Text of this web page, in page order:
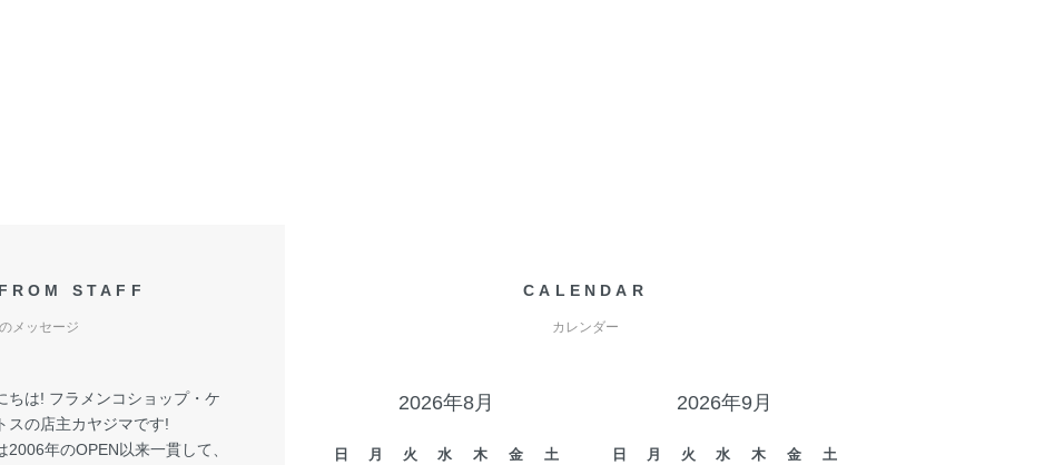
STAFF
メッセージ
ちは! フラメンコショップ・ケ
スの店主カヤジマです!
2006年のOPEN以来一貫して、
CALENDAR
カレンダー
2026年8月
日 月 火 水 木 金 土
2026年9月
日 月 火 水 木 金 土